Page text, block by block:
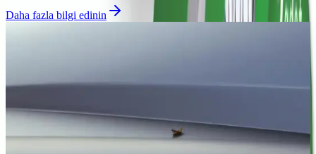
Daha fazla bilgi edinin